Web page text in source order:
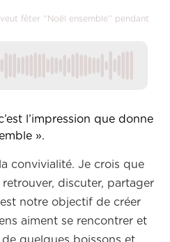
fêter ''Noël ensemble'' pendant
l’impression que donne
».
convivialité. Je crois que
retrouver, discuter, partager
notre objectif de créer
aiment se rencontrer et